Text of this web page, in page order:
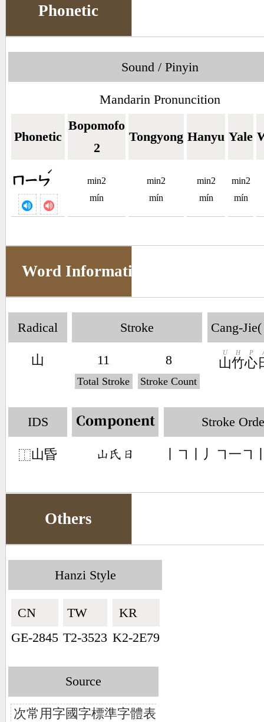
Phonetic
Sound / Pinyin
Mandarin Pronuncition
Phonetic
Bopomofo
2
Tongyong Hanyu Yale
ㄇㄧㄣ
ˊ
min2
mín
min2
mín
min2
mín
min2
mín
Word Information
Radical
山
Stroke
11
Total Stroke
8
Stroke Count
Cang-Jie(
山
U
竹
H
心
P
IDS
⿰山昏
Component
󶁸󶃯󶃐
Stroke
丨㇕丨丿㇕一㇕
Others
Hanzi Style
CN🇨🇳
GE-2845
TW🇹🇼
T2-3523
KR🇰🇷
K2-2E79
Source
次常用字國字標準字體表